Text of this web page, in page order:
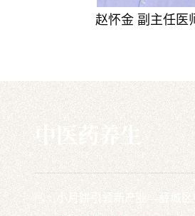
赵怀金 副主任医
中医药养生
小月饼引领新产业––薛城